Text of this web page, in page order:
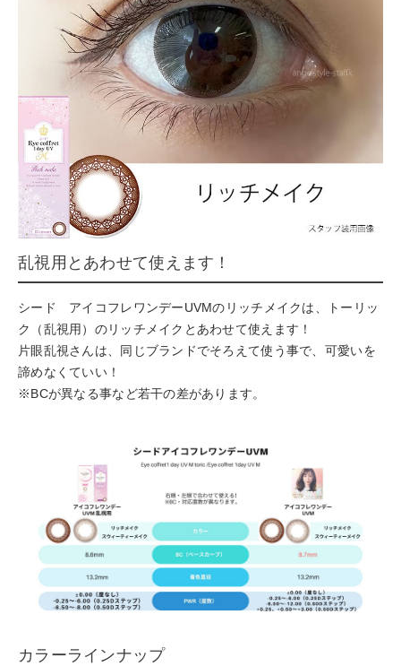
乱視用とあわせて使えます！
シード アイコフレワンデーUVMのリッチメイクは、トーリッ
ク（乱視用）のリッチメイクとあわせて使えます！
片眼乱視さんは、同じブランドでそろえて使う事で、可愛いを
諦めなくていい！
※BCが異なる事など若干の差があります。
カラーラインナップ